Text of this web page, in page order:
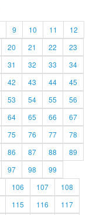
9 10 11
12
20 21 22
23
31 32 33
34
42 43 44
45
53 54 55
56
64 65 66
67
75 76 77
78
86 87 88
89
97 98
99
106 107
108
115 116
117